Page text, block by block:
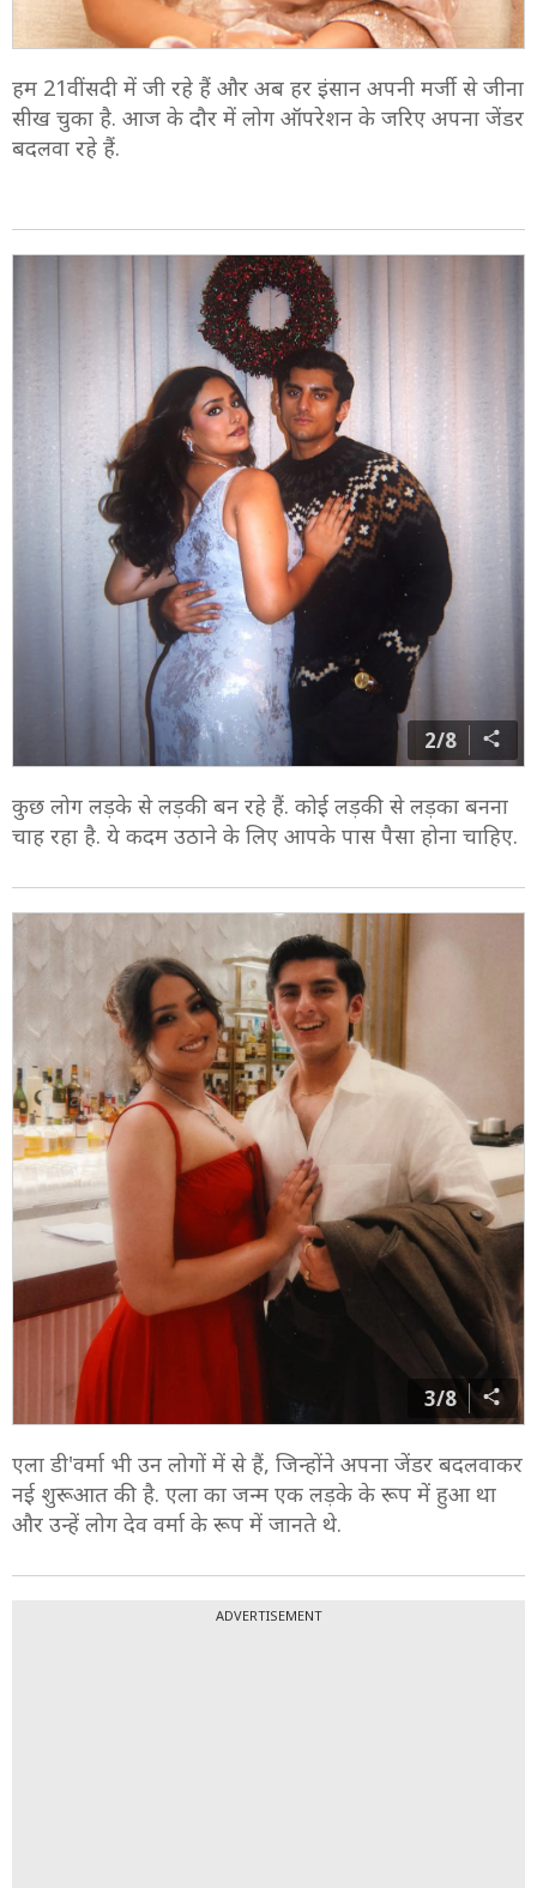
हम 21वीं सदी में जी रहे हैं और अब हर इंसान अपनी मर्जी से जीना
सीख चुका है. आज के दौर में लोग ऑपरेशन के जरिए अपना जेंडर
बदलवा रहे हैं.
2/8
कुछ लोग लड़के से लड़की बन रहे हैं. कोई लड़की से लड़का बनना
चाह रहा है. ये कदम उठाने के लिए आपके पास पैसा होना चाहिए.
3/8
एला डी'वर्मा भी उन लोगों में से हैं, जिन्होंने अपना जेंडर बदलवाकर
नई शुरूआत की है. एला का जन्म एक लड़के के रूप में हुआ था
और उन्हें लोग देव वर्मा के रूप में जानते थे.
ADVERTISEMENT